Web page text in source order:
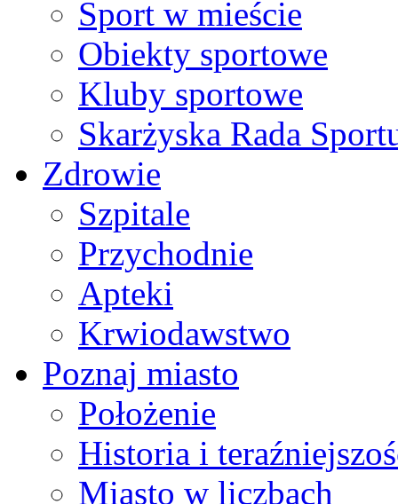
Sport w mieście
Obiekty sportowe
Kluby sportowe
Skarżyska Rada
Zdrowie
Szpitale
Przychodnie
Apteki
Krwiodawstwo
Poznaj miasto
Położenie
Historia i
Miasto w liczbach